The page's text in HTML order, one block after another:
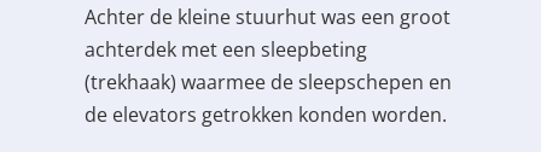
Achter de kleine stuurhut was een groot
achterdek met een sleepbeting
(trekhaak) waarmee de sleepschepen en
de elevators getrokken konden worden.